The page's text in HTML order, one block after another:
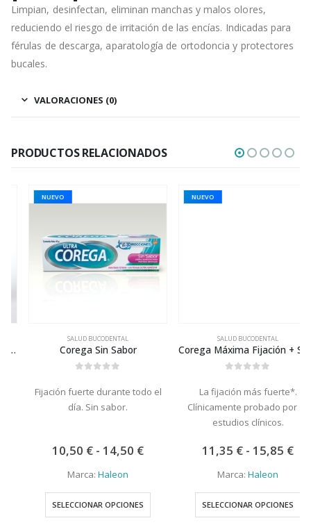
Limpian, desinfectan, eliminan manchas y malos olores,
reduciendo el riesgo de irritación de las encías. Indicadas para
férulas de descarga, aparatología de ortodoncia y protectores
bucales.
VALORACIONES (0)
PRODUCTOS RELACIONADOS
NUEVO
SALUD BUCODENTAL
Corega Sin Sabor
Fijación fuerte durante todo el
día. Sin sabor.
10,50€- 14,50€Rango
de
precios:
desde
10,50 €
hasta
14,50 €
Marca:Haleon
SELECCIONAR OPCIONES
Este producto tiene múltiples variantes. Las opciones se pueden elegir en la página de producto
NUEVO
SALUD BUCODENTAL
Corega Máxima Fijación + Sellado
La fijación más fuerte*.
Clínicamente probado por 16
estudios clínicos.
11,35€ - 15,85€Rango
de
desde
11,35
hasta
15,85
Marca:Haleon
SELECCIONAR OPCIONES
Este producto tiene múltiples variantes. Las opciones se pueden